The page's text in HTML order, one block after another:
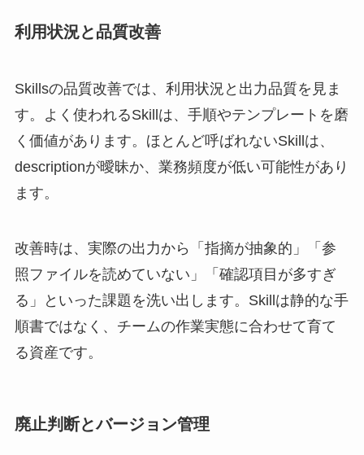
利用状況と品質改善
Skillsの品質改善では、利用状況と出力品質を見ま
す。よく使われるSkillは、手順やテンプレートを磨
く価値があります。ほとんど呼ばれないSkillは、
descriptionが曖昧か、業務頻度が低い可能性があり
ます。
改善時は、実際の出力から「指摘が抽象的」「参
照ファイルを読めていない」「確認項目が多すぎ
る」といった課題を洗い出します。Skillは静的な手
順書ではなく、チームの作業実態に合わせて育て
る資産です。
廃止判断とバージョン管理